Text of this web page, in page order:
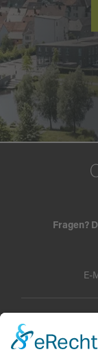
Fragen?
E-
Datenschutz